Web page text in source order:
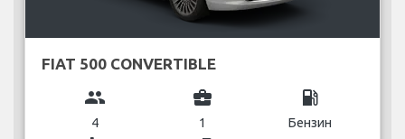
FIAT 500 CONVERTIBLE
group
4
business_center
1
local_gas_station
Бензин